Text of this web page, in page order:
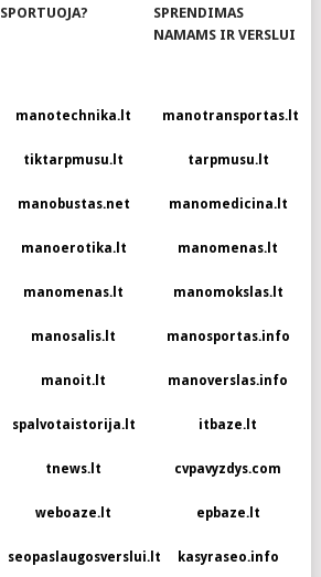
SPORTUOJA?
SPRENDIMAS
NAMAMS IR VERSLUI
manotechnika.lt manotransportas.lt
tiktarpmusu.lt tarpmusu.lt
manobustas.net manomedicina.lt
manoerotika.lt manomenas.lt
manomenas.lt manomokslas.lt
manosalis.lt manosportas.info
manoit.lt manoverslas.info
spalvotaistorija.lt itbaze.lt
tnews.lt cvpavyzdys.com
weboaze.lt epbaze.lt
seopaslaugosverslui.lt kasyraseo.info